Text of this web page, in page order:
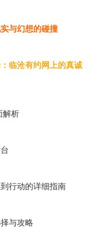
与幻想的碰撞
临沧有约网上的真诚
解析
行动的详细指南
与攻略